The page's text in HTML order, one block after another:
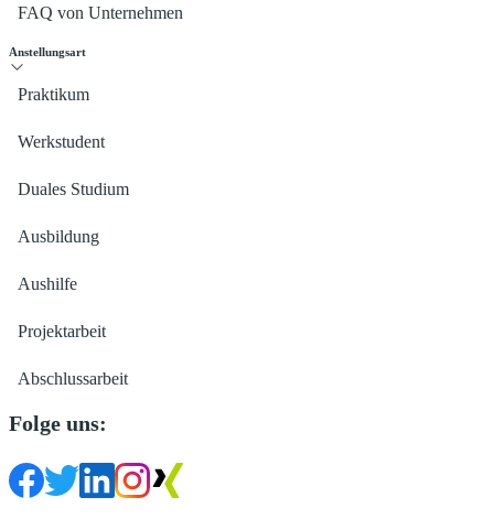
FAQ von Unternehmen
Anstellungsart
Praktikum
Werkstudent
Duales Studium
Ausbildung
Aushilfe
Projektarbeit
Abschlussarbeit
Folge uns: